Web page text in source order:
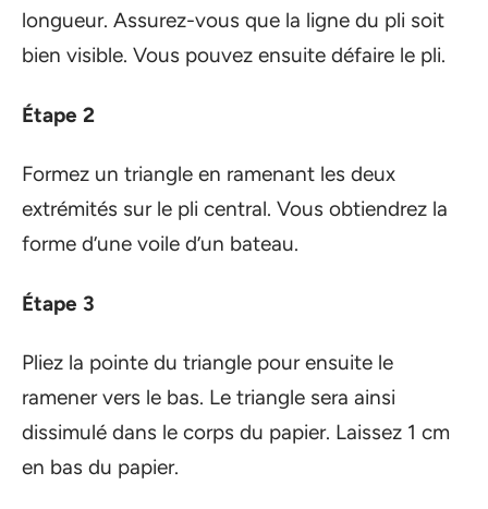
longueur. Assurez-vous que la ligne du pli soit
bien visible. Vous pouvez ensuite défaire le pli.
Étape 2
Formez un triangle en ramenant les deux
extrémités sur le pli central. Vous obtiendrez la
forme d’une voile d’un bateau.
Étape 3
Pliez la pointe du triangle pour ensuite le
ramener vers le bas. Le triangle sera ainsi
dissimulé dans le corps du papier. Laissez 1 cm
en bas du papier.